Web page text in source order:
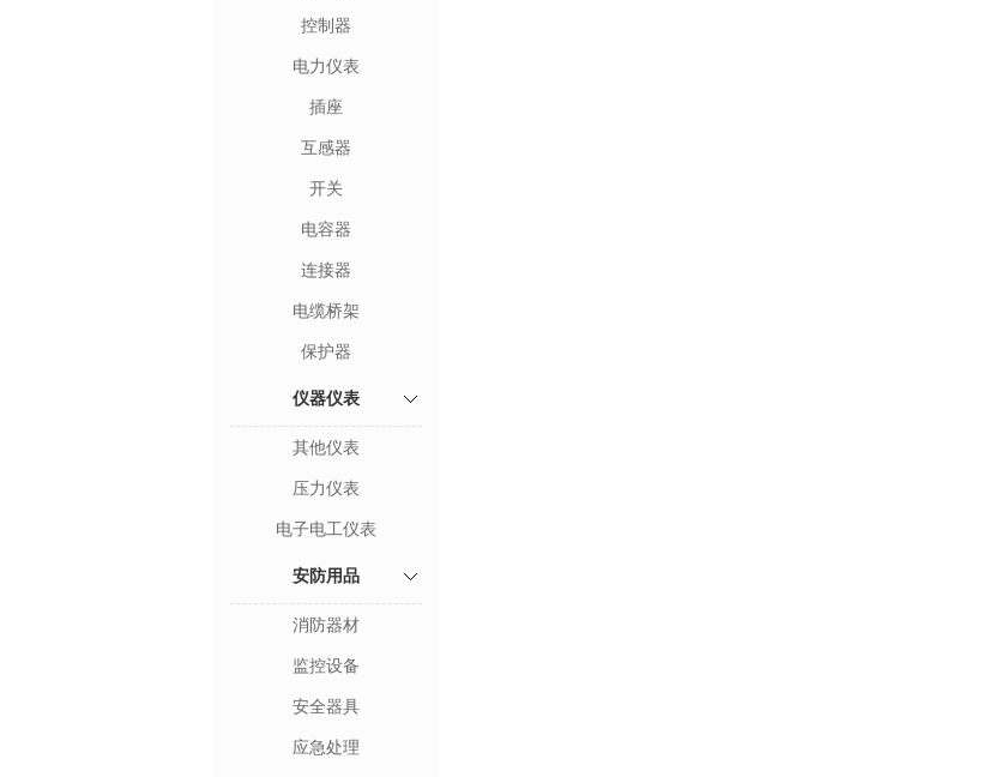
控制器
电力仪表
插座
互感器
开关
电容器
连接器
电缆桥架
保护器
仪器仪表
其他仪表
压力仪表
电子电工仪表
安防用品
消防器材
监控设备
安全器具
应急处理